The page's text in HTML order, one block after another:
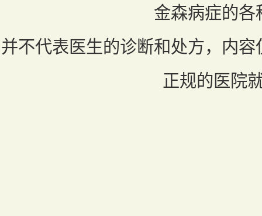
金森病症的各
并不代表医生的诊断和处方，内
正规的医院